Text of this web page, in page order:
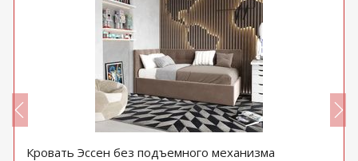
Кровать Эссен без подъемного механизма